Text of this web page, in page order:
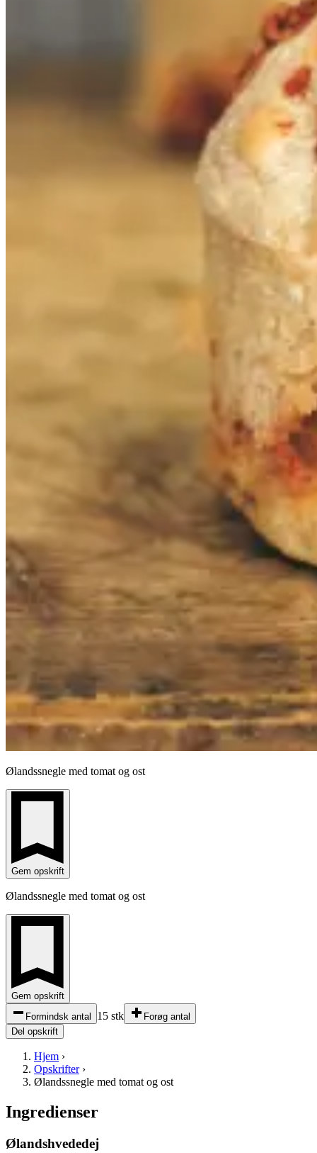
Ølandssnegle med tomat og ost
Gem opskrift
Ølandssnegle med tomat og ost
Gem opskrift
Formindsk antal
15 stk
Forøg antal
Del opskrift
Hjem ›
Opskrifter›
Ølandssnegle med tomat og ost
Ingredienser
Ølandshvededej